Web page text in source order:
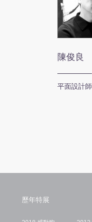
陳俊良
平面設計師
歷年特展